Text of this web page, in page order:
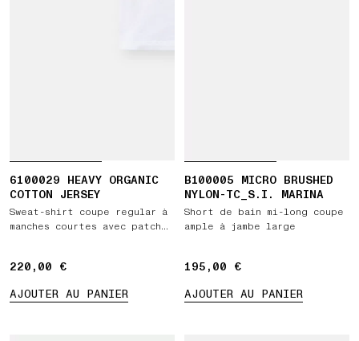
6100029 HEAVY ORGANIC
COTTON JERSEY
Sweat-shirt coupe regular à
manches courtes avec patch
220,00 €
220,00 €
AJOUTER AU PANIER
B100005 MICRO BRUSHED
NYLON-TC_S.I. MARINA
Short de bain mi-long coupe
ample à jambe large
195,00 €
195,00 €
AJOUTER AU PANIER